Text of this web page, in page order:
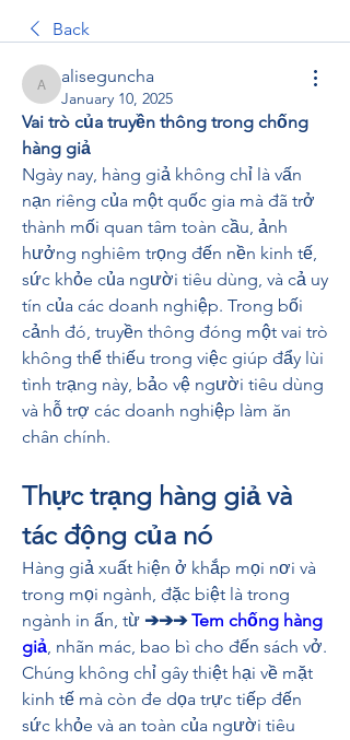
Back
aliseguncha
aliseguncha
January 10, 2025
Vai trò của truyền thông trong chống
hàng giả
Ngày nay, hàng giả không chỉ là vấn
nạn riêng của một quốc gia mà đã trở
thành mối quan tâm toàn cầu, ảnh
hưởng nghiêm trọng đến nền kinh tế,
sức khỏe của người tiêu dùng, và cả uy
tín của các doanh nghiệp. Trong bối
cảnh đó, truyền thông đóng một vai trò
không thể thiếu trong việc giúp đẩy lùi
tình trạng này, bảo vệ người tiêu dùng
và hỗ trợ các doanh nghiệp làm ăn
chân chính.
Thực trạng hàng giả và
tác động của nó
Hàng giả xuất hiện ở khắp mọi nơi và
trong mọi ngành, đặc biệt là trong
ngành in ấn, từ ➔➔➔ Tem chống hàng
giả, nhãn mác, bao bì cho đến sách vở.
Chúng không chỉ gây thiệt hại về mặt
kinh tế mà còn đe dọa trực tiếp đến
sức khỏe và an toàn của người tiêu